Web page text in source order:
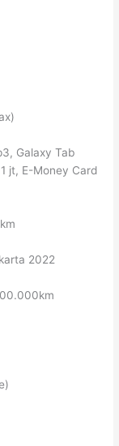
Galaxy Tab
jt, E-Money Card
2022